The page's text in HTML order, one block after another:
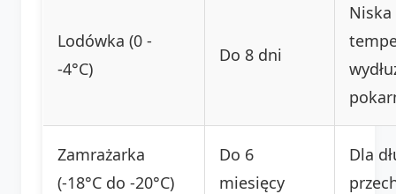
Lodówka (0 -
-4°C)
Do 8 dni
Niska
Zamrażarka
(-18°C do -20°C)
Do 6
miesięcy
Dla